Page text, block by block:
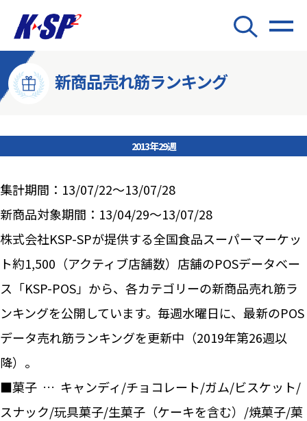
新商品売れ筋ランキング
2013年29週
集計期間：13/07/22～13/07/28
新商品対象期間：13/04/29～13/07/28
株式会社KSP-SPが提供する全国食品スーパーマーケッ
ト約1,500（アクティブ店舗数）店舗のPOSデータベー
ス「KSP-POS」から、各カテゴリーの新商品売れ筋ラ
ンキングを公開しています。毎週水曜日に、最新のPOS
データ売れ筋ランキングを更新中（2019年第26週以
降）。
■菓子 … キャンディ/チョコレート/ガム/ビスケット/
スナック/玩具菓子/生菓子（ケーキを含む）/焼菓子/菓